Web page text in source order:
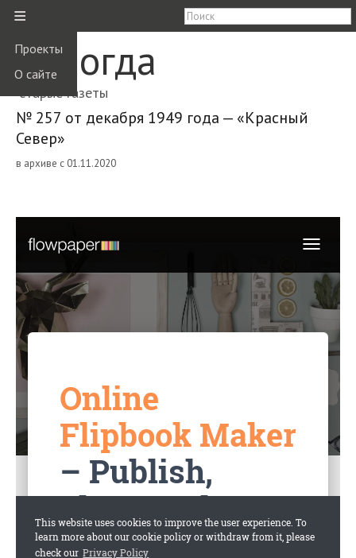
≡
Проекты
О сайте
Вологда
старые газеты
№ 257 от декабря 1949 года — «Красный
Север»
в архиве с 01.11.2020